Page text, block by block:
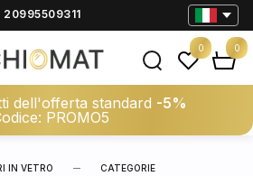
20995509311
dell'offerta standard -5%
PROMO5
0 0
IN VETRO
CATEGORIE